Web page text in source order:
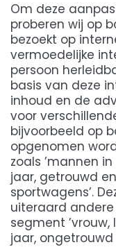
Om deze
proberen wij op
bezoekt op
vermoedelijke
persoon
basis van deze
inhoud en de
voor
bijvoorbeeld op
opgenomen
zoals ’mannen
jaar, getrouwd
sportwagens’.
uiteraard
segment
jaar, ongetrouwd